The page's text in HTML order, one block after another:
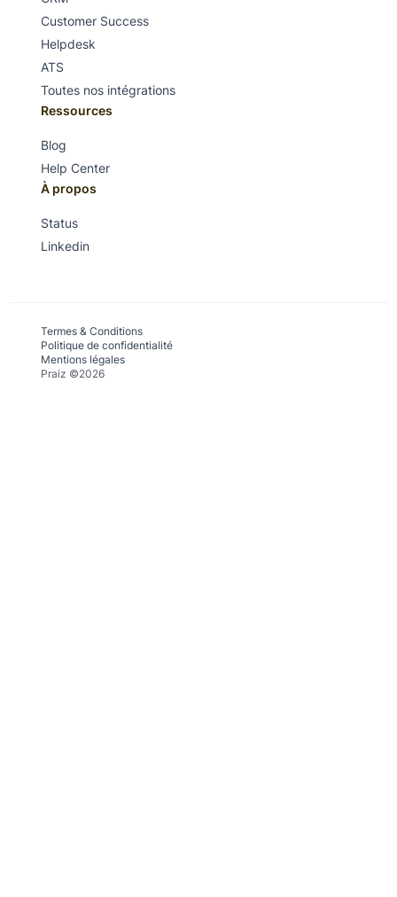
Customer Success
Helpdesk
ATS
Toutes nos intégrations
Ressources
Blog
Help Center
À propos
Status
Linkedin
Termes & Conditions
Politique de confidentialité
Mentions légales
Praiz ©2026